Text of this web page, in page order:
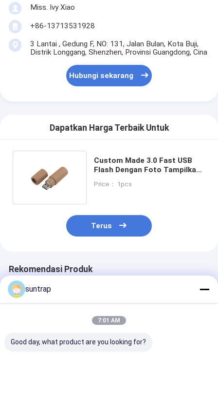
Miss. Ivy Xiao
+86-13713531928
3 Lantai , Gedung F, NO: 131, Jalan Bulan, Kota Buji,
Distrik Longgang, Shenzhen, Provinsi Guangdong, Cina
Hubungi sekarang
Dapatkan Harga Terbaik Untuk
Custom Made 3.0 Fast USB
Flash Dengan Foto Tampilkan
Price： 1pcs
Terus
Rekomendasi Produk
suntrap
7:01 AM
Good day, what product are you looking for?